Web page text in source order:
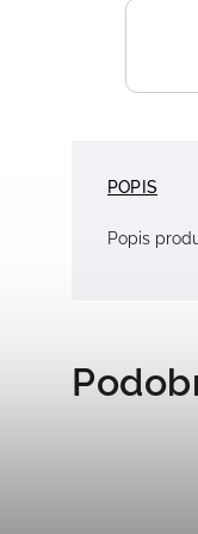
POPIS
Popis